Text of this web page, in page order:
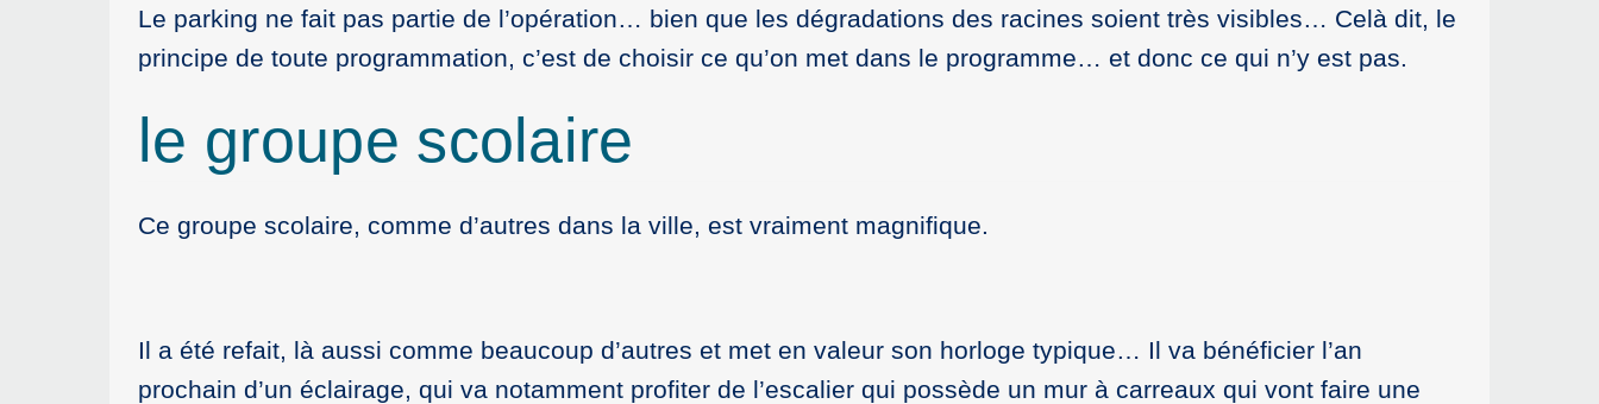
Le parking ne fait pas partie de l’opération… bien que les dégradations des racines soient très visibles… Celà dit, le
principe de toute programmation, c’est de choisir ce qu’on met dans le programme… et donc ce qui n’y est pas.
le groupe scolaire
Ce groupe scolaire, comme d’autres dans la ville, est vraiment magnifique.
Il a été refait, là aussi comme beaucoup d’autres et met en valeur son horloge typique… Il va bénéficier l’an
prochain d’un éclairage, qui va notamment profiter de l’escalier qui possède un mur à carreaux qui vont faire une